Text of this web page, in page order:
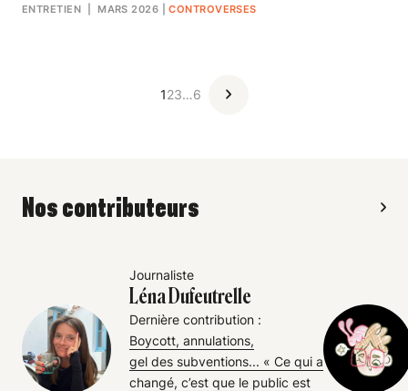
ENTRETIEN| MARS 2026 |CONTROVERSES
123…6
Nos contributeurs
Journaliste
Léna Dufeutrelle
Dernière contribution :
Boycott, annulations,
gel des subventions... « Ce qui a
changé, c’est que le public est